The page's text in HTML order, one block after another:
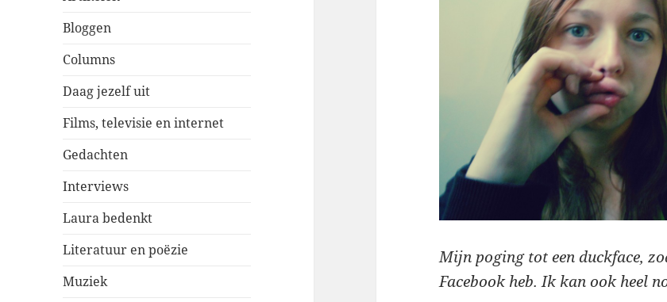
Bloggen
Columns
Daag jezelf uit
Films, televisie en internet
Gedachten
Interviews
Laura bedenkt
Literatuur en poëzie
Muziek
Mijn poging tot een duckface,
Facebook heb. Ik kan ook heel